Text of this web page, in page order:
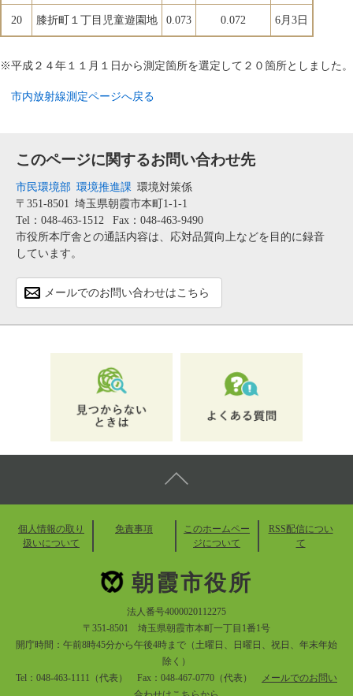
20 膝折町１丁目児童遊園地 0.073 0.072 6月3日
※平成２４年１１月１日から測定箇所を選定して２０箇所としました。
市内放射線測定ページへ戻る
このページに関するお問い合わせ先
市民環境部 環境推進課 環境対策係
〒351-8501 埼玉県朝霞市本町1-1-1
Tel：048-463-1512
Fax：048-463-9490
市役所本庁舎との通話内容は、応対品質向上などを目的に録音
しています。
メールでのお問い合わせはこちら
個人情報の取り
扱いについて
免責事項
このホームペー
ジについて
RSS配信につい
て
朝霞市役所
法人番号4000020112275
〒351-8501 埼玉県朝霞市本町一丁目1番1号
開庁時間：午前8時45分から午後4時まで（土曜日、日曜日、祝日、年末年始
除く）
Tel：048-463-1111（代表） Fax：048-467-0770（代表）
メールでのお問い